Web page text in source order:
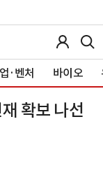
·벤처 바이오
확보 나선